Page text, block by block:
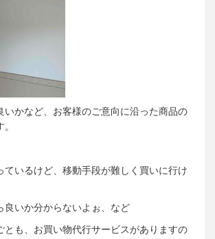
いかなど、お客様のご意向に沿った商品の
ているけど、移動手段が難しく買いに行け
良いか分からないよぉ、など
とも、お買い物代行サービスがありますの